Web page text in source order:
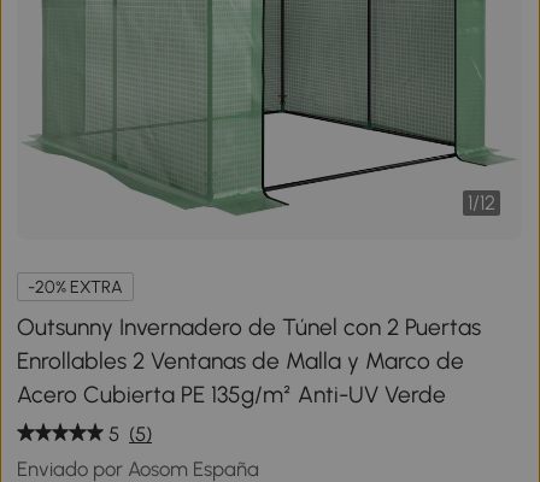
1/12
-20% EXTRA
Outsunny Invernadero de Túnel con 2 Puertas
Enrollables 2 Ventanas de Malla y Marco de
Acero Cubierta PE 135g/m² Anti-UV Verde
5 (5)
Enviado por Aosom España